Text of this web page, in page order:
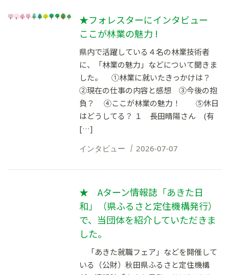
★フォレスターにインタビュー
ここが林業の魅力 !
県内で活躍している４名の林業技術者
に、「林業の魅力」などについて聞きま
した。 ①林業に就いたきっかけは？
②現在の仕事の内容と感想 ③今後の抱
負？ ④ここが林業の魅力！ ⑤休日
はどうしてる？ １ 長田晴陽さん (有
[…]
インタビュー 2026-07-07
★ Aターン情報誌「あきた日
和」（県ふるさと定住機構発行）
で、当団体を紹介していただきま
した。
「あきた就職フェア」などを開催して
いる（公財）秋田県ふるさと定住機構